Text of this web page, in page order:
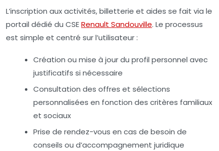
L’inscription aux activités, billetterie et aides se fait via le
portail dédié du CSERenault Sandouville. Le processus
est simple et centré sur l’utilisateur :
Création ou mise à jour du profil personnel avec
justificatifs si nécessaire
Consultation des offres et sélections
personnalisées en fonction des critères familiaux
et sociaux
Prise de rendez-vous en cas de besoin de
conseils ou d’accompagnement juridique